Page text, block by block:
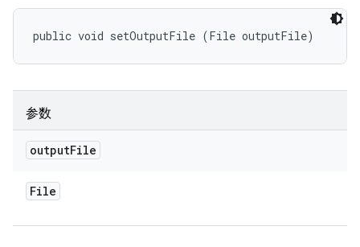
public void setOutputFile (File outputFile)
参数
outputFile
File